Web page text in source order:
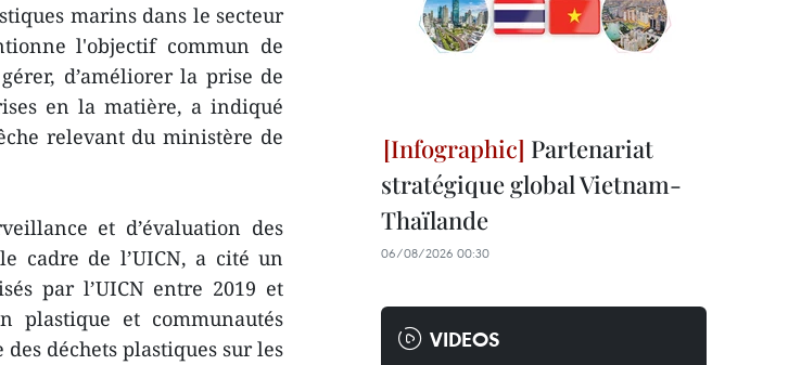
marins dans le secteur
l'objectif commun de
d’améliorer la prise de
en la matière, a indiqué
relevant du ministère de
et d’évaluation des
cadre de l’UICN, a cité un
par l’UICN entre 2019 et
plastique et communautés
déchets plastiques sur les
Partenariat
stratégique global Vietnam-
Thaïlande
06/08/2026 00:30
VIDEOS